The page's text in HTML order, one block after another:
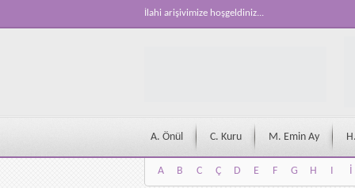
İlahi arişivimize hoşgeldiniz...
A. Önül C. Kuru M. Emin Ay
A B C Ç D E F G H I İ